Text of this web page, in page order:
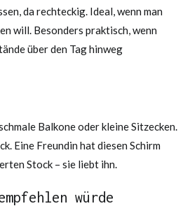
da rechteckig. Ideal, wenn man
will. Besonders praktisch, wenn
über den Tag hinweg
Balkone oder kleine Sitzecken.
Eine Freundin hat diesen Schirm
Stock – sie liebt ihn.
würde